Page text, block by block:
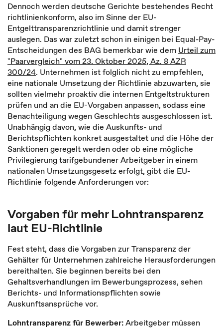
Dennoch werden deutsche Gerichte bestehendes Recht
richtlinienkonform, also im Sinne der EU-
Entgelttransparenzrichtlinie und damit strenger
auslegen. Das war zuletzt schon in einigen bei Equal-Pay-
Entscheidungen des BAG bemerkbar wie dem Urteil zum
"Paarvergleich" vom 23. Oktober 2025, Az. 8 AZR
300/24. Unternehmen ist folglich nicht zu empfehlen,
eine nationale Umsetzung der Richtlinie abzuwarten, sie
sollten vielmehr proaktiv die internen Entgeltstrukturen
prüfen und an die EU-Vorgaben anpassen, sodass eine
Benachteiligung wegen Geschlechts ausgeschlossen ist.
Unabhängig davon, wie die Auskunfts- und
Berichtspflichten konkret ausgestaltet und die Höhe der
Sanktionen geregelt werden oder ob eine mögliche
Privilegierung tarifgebundener Arbeitgeber in einem
nationalen Umsetzungsgesetz erfolgt, gibt die EU-
Richtlinie folgende Anforderungen vor:
Vorgaben für mehr Lohntransparenz
laut EU-Richtlinie
Fest steht, dass die Vorgaben zur Transparenz der
Gehälter für Unternehmen zahlreiche Herausforderungen
bereithalten. Sie beginnen bereits bei den
Gehaltsverhandlungen im Bewerbungsprozess, sehen
Berichts- und Informationspflichten sowie
Auskunftsansprüche vor.
Lohntransparenz für Bewerber:Arbeitgeber müssen